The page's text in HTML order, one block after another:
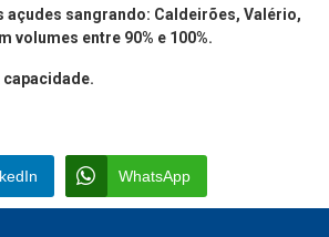
açudes sangrando: Caldeirões, Valério,
volumes entre 90% e 100%.
WhatsApp